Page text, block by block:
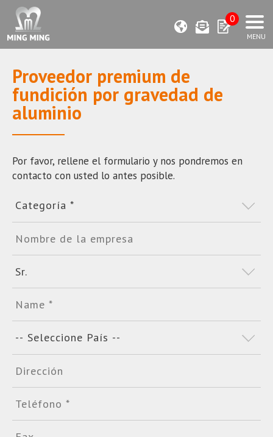
0
Proveedor premium de
fundición por gravedad de
aluminio
Por favor, rellene el formulario y nos pondremos en
contacto con usted lo antes posible.